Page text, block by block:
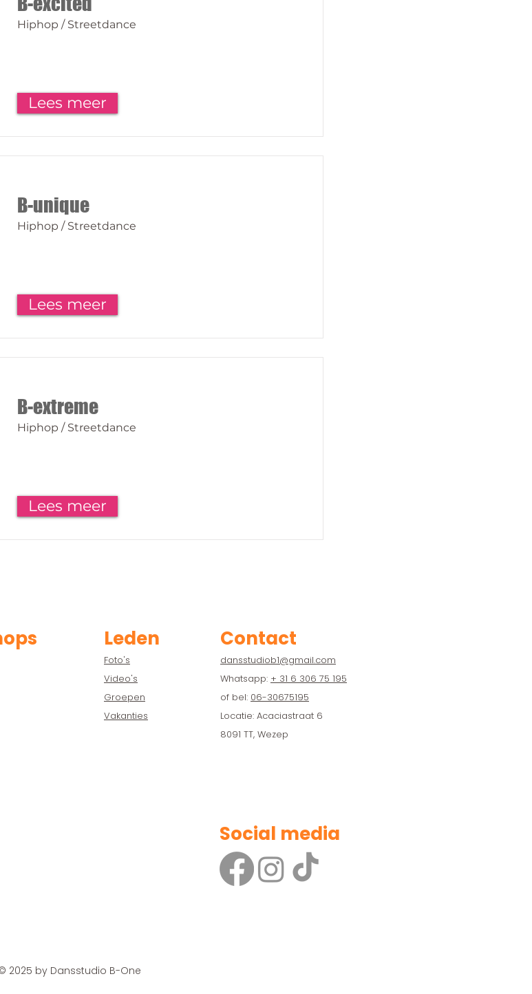
Hiphop / Streetdance
Lees meer
B-unique
Hiphop / Streetdance
Lees meer
B-extreme
Hiphop / Streetdance
Lees meer
Leden
Foto's
Video's
Groepen
Vakanties
Contact
dansstudiob1@gmail.com
Whatsapp: + 31 6 306 75 195
of bel: 06-30675195
Locatie: Acaciastraat 6
8091 TT, Wezep
Social media
2025 by Dansstudio B-One